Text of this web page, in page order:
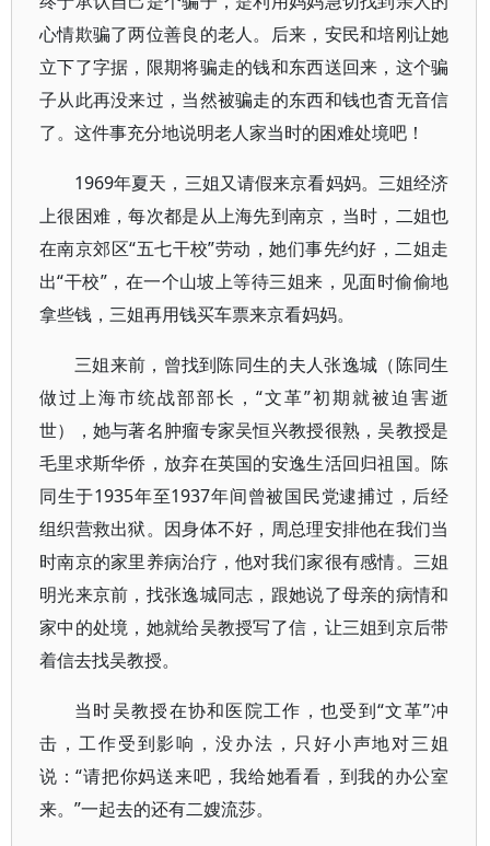
心情欺骗了两位善良的老人。后来，安民和培刚让她
立下了字据，限期将骗走的钱和东西送回来，这个骗
子从此再没来过，当然被骗走的东西和钱也杳无音信
了。这件事充分地说明老人家当时的困难处境吧！
1969年夏天，三姐又请假来京看妈妈。三姐经济
上很困难，每次都是从上海先到南京，当时，二姐也
在南京郊区“五七干校”劳动，她们事先约好，二姐走
出“干校”，在一个山坡上等待三姐来，见面时偷偷地
拿些钱，三姐再用钱买车票来京看妈妈。
三姐来前，曾找到陈同生的夫人张逸城（陈同生
做过上海市统战部部长，“文革”初期就被迫害逝
世），她与著名肿瘤专家吴恒兴教授很熟，吴教授是
毛里求斯华侨，放弃在英国的安逸生活回归祖国。陈
同生于1935年至1937年间曾被国民党逮捕过，后经
组织营救出狱。因身体不好，周总理安排他在我们当
时南京的家里养病治疗，他对我们家很有感情。三姐
明光来京前，找张逸城同志，跟她说了母亲的病情和
家中的处境，她就给吴教授写了信，让三姐到京后带
着信去找吴教授。
当时吴教授在协和医院工作，也受到“文革”冲
击，工作受到影响，没办法，只好小声地对三姐
说：“请把你妈送来吧，我给她看看，到我的办公室
来。”一起去的还有二嫂流莎。